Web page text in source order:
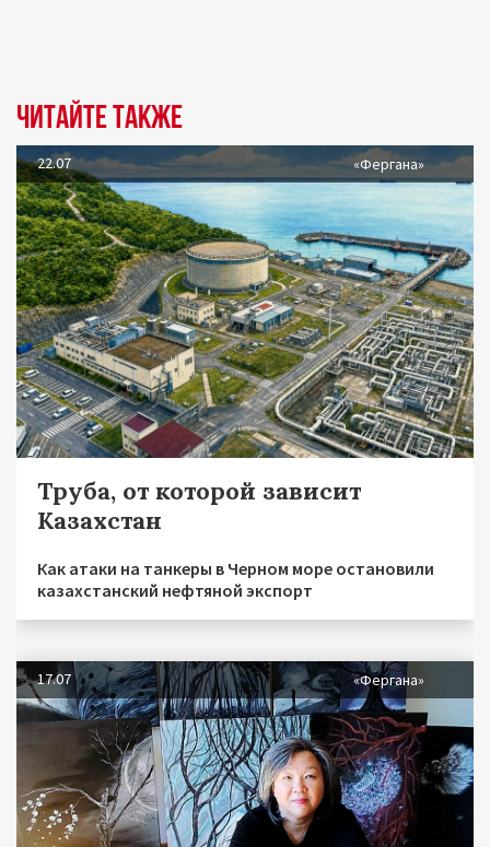
Читайте также
22.07 «Фергана»
Труба, от которой зависит
Казахстан
Как атаки на танкеры в Черном море остановили
казахстанский нефтяной экспорт
17.07 «Фергана»